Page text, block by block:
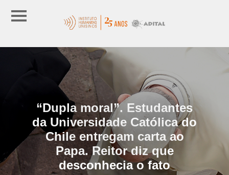
“Dupla moral”. Estudantes
da Universidade Católica do
Chile entregam carta ao
Papa. Reitor diz que
desconhecia o fato